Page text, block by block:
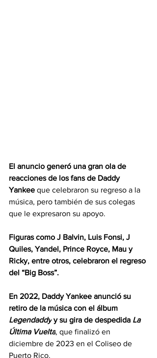
El anuncio generó una gran ola de
reacciones de los fans de Daddy
Yankee que celebraron su regreso a la
música, pero también de sus colegas
que le expresaron su apoyo.
Figuras como J Balvin, Luis Fonsi, J
Quiles, Yandel, Prince Royce, Mau y
Ricky, entre otros, celebraron el regreso
del “Big Boss”.
En 2022, Daddy Yankee anunció su
retiro de la música con el álbum
Legendaddy y su gira de despedida La
Última Vuelta, que finalizó en
diciembre de 2023 en el Coliseo de
Puerto Rico.